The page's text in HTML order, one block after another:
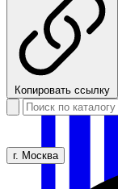
Копировать ссылку